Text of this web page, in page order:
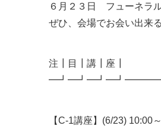
６月２３日 フューネラ
ぜひ、会場でお会い出来
注┃目┃講┃座┃
【C-1講座】(6/23) 10:00